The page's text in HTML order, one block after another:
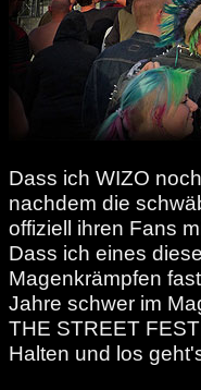
Dass ich WIZO
nachdem die
offiziell ihren Fans
Dass ich eines
Magenkrämpfen
Jahre schwer im
THE STREET
Halten und los